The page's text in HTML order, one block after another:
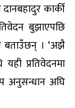
कार्की
बुझाएपछि
बताउँछन् । ‘अझै
प्रतिवेदनमा
अनुसन्धान अघि